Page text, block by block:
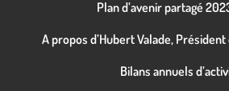
Plan d’avenir partagé
A propos d’Hubert Valade,
Bilans annuels